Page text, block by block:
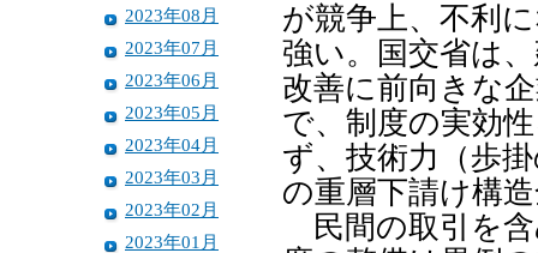
2023年08月
2023年07月
2023年06月
2023年05月
2023年04月
2023年03月
2023年02月
2023年01月
が競争上、不利
強い。国交省は
改善に前向きな
で、制度の実効
ず、技術力（歩
の重層下請け構
民間の取引を含